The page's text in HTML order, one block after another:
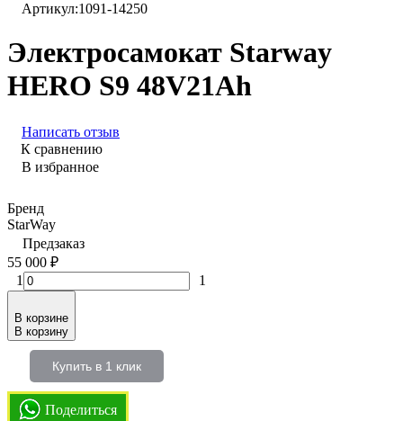
Артикул:1091-14250
Электросамокат Starway
HERO S9 48V21Ah
Написать отзыв
К сравнению
В избранное
Бренд
StarWay
Предзаказ
55 000 ₽
1
1
В корзине
В корзину
Купить в 1 клик
Поделиться